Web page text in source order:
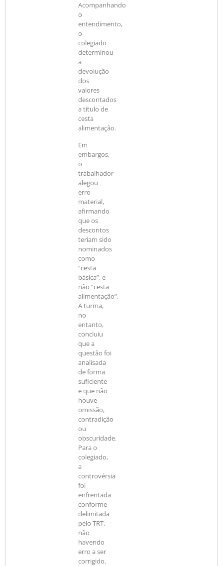
Acompanhando
o
entendimento,
o
colegiado
determinou
a
devolução
dos
valores
descontados
a título de
cesta
alimentação.
Em
embargos,
o
trabalhador
alegou
erro
material,
afirmando
que os
descontos
teriam sido
nominados
como
“cesta
básica”, e
não “cesta
alimentação”.
A turma,
no
entanto,
concluiu
que a
questão foi
analisada
de forma
suficiente
e que não
houve
omissão,
contradição
ou
obscuridade.
Para o
colegiado,
a
controvérsia
foi
enfrentada
conforme
delimitada
pelo TRT,
não
havendo
erro a ser
corrigido.